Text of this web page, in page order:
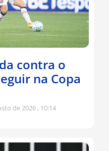
contra o
na Copa
de 2026 10:14